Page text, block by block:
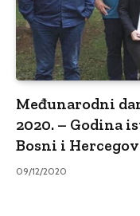
Međunarodni
2020. – Godina
Bosni i
09/12/2020